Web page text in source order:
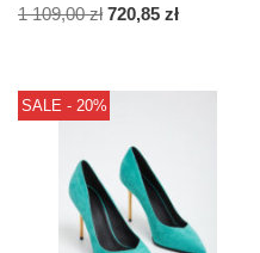
1 109,00zł 720,85 zł
SALE - 20%